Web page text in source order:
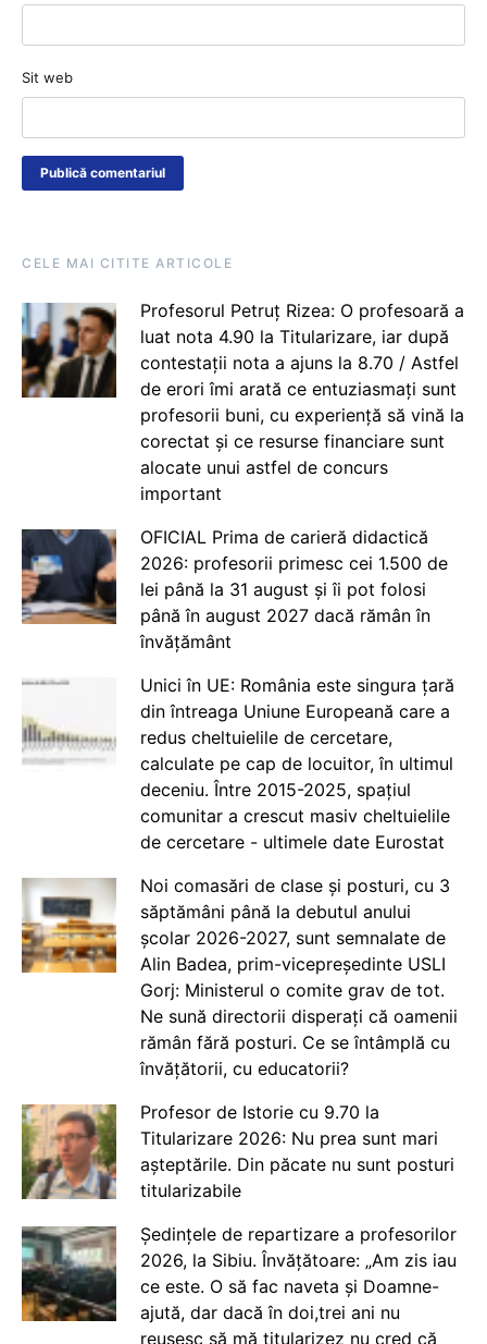
Sit web
CELE MAI CITITE ARTICOLE
Profesorul Petruț Rizea: O profesoară a
luat nota 4.90 la Titularizare, iar după
contestații nota a ajuns la 8.70 / Astfel
de erori îmi arată ce entuziasmați sunt
profesorii buni, cu experiență să vină la
corectat și ce resurse financiare sunt
alocate unui astfel de concurs
important
OFICIAL Prima de carieră didactică
2026: profesorii primesc cei 1.500 de
lei până la 31 august și îi pot folosi
până în august 2027 dacă rămân în
învățământ
Unici în UE: România este singura țară
din întreaga Uniune Europeană care a
redus cheltuielile de cercetare,
calculate pe cap de locuitor, în ultimul
deceniu. Între 2015-2025, spațiul
comunitar a crescut masiv cheltuielile
de cercetare - ultimele date Eurostat
Noi comasări de clase și posturi, cu 3
săptămâni până la debutul anului
școlar 2026-2027, sunt semnalate de
Alin Badea, prim-vicepreședinte USLI
Gorj: Ministerul o comite grav de tot.
Ne sună directorii disperați că oamenii
rămân fără posturi. Ce se întâmplă cu
învățătorii, cu educatorii?
Profesor de Istorie cu 9.70 la
Titularizare 2026: Nu prea sunt mari
așteptările. Din păcate nu sunt posturi
titularizabile
Ședințele de repartizare a profesorilor
2026, la Sibiu. Învățătoare: „Am zis iau
ce este. O să fac naveta și Doamne-
ajută, dar dacă în doi,trei ani nu
reușesc să mă titularizez nu cred că